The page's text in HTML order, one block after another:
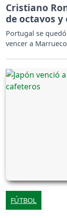
Cristiano
de octavos
Portugal se
vencer a
FÚTBOL